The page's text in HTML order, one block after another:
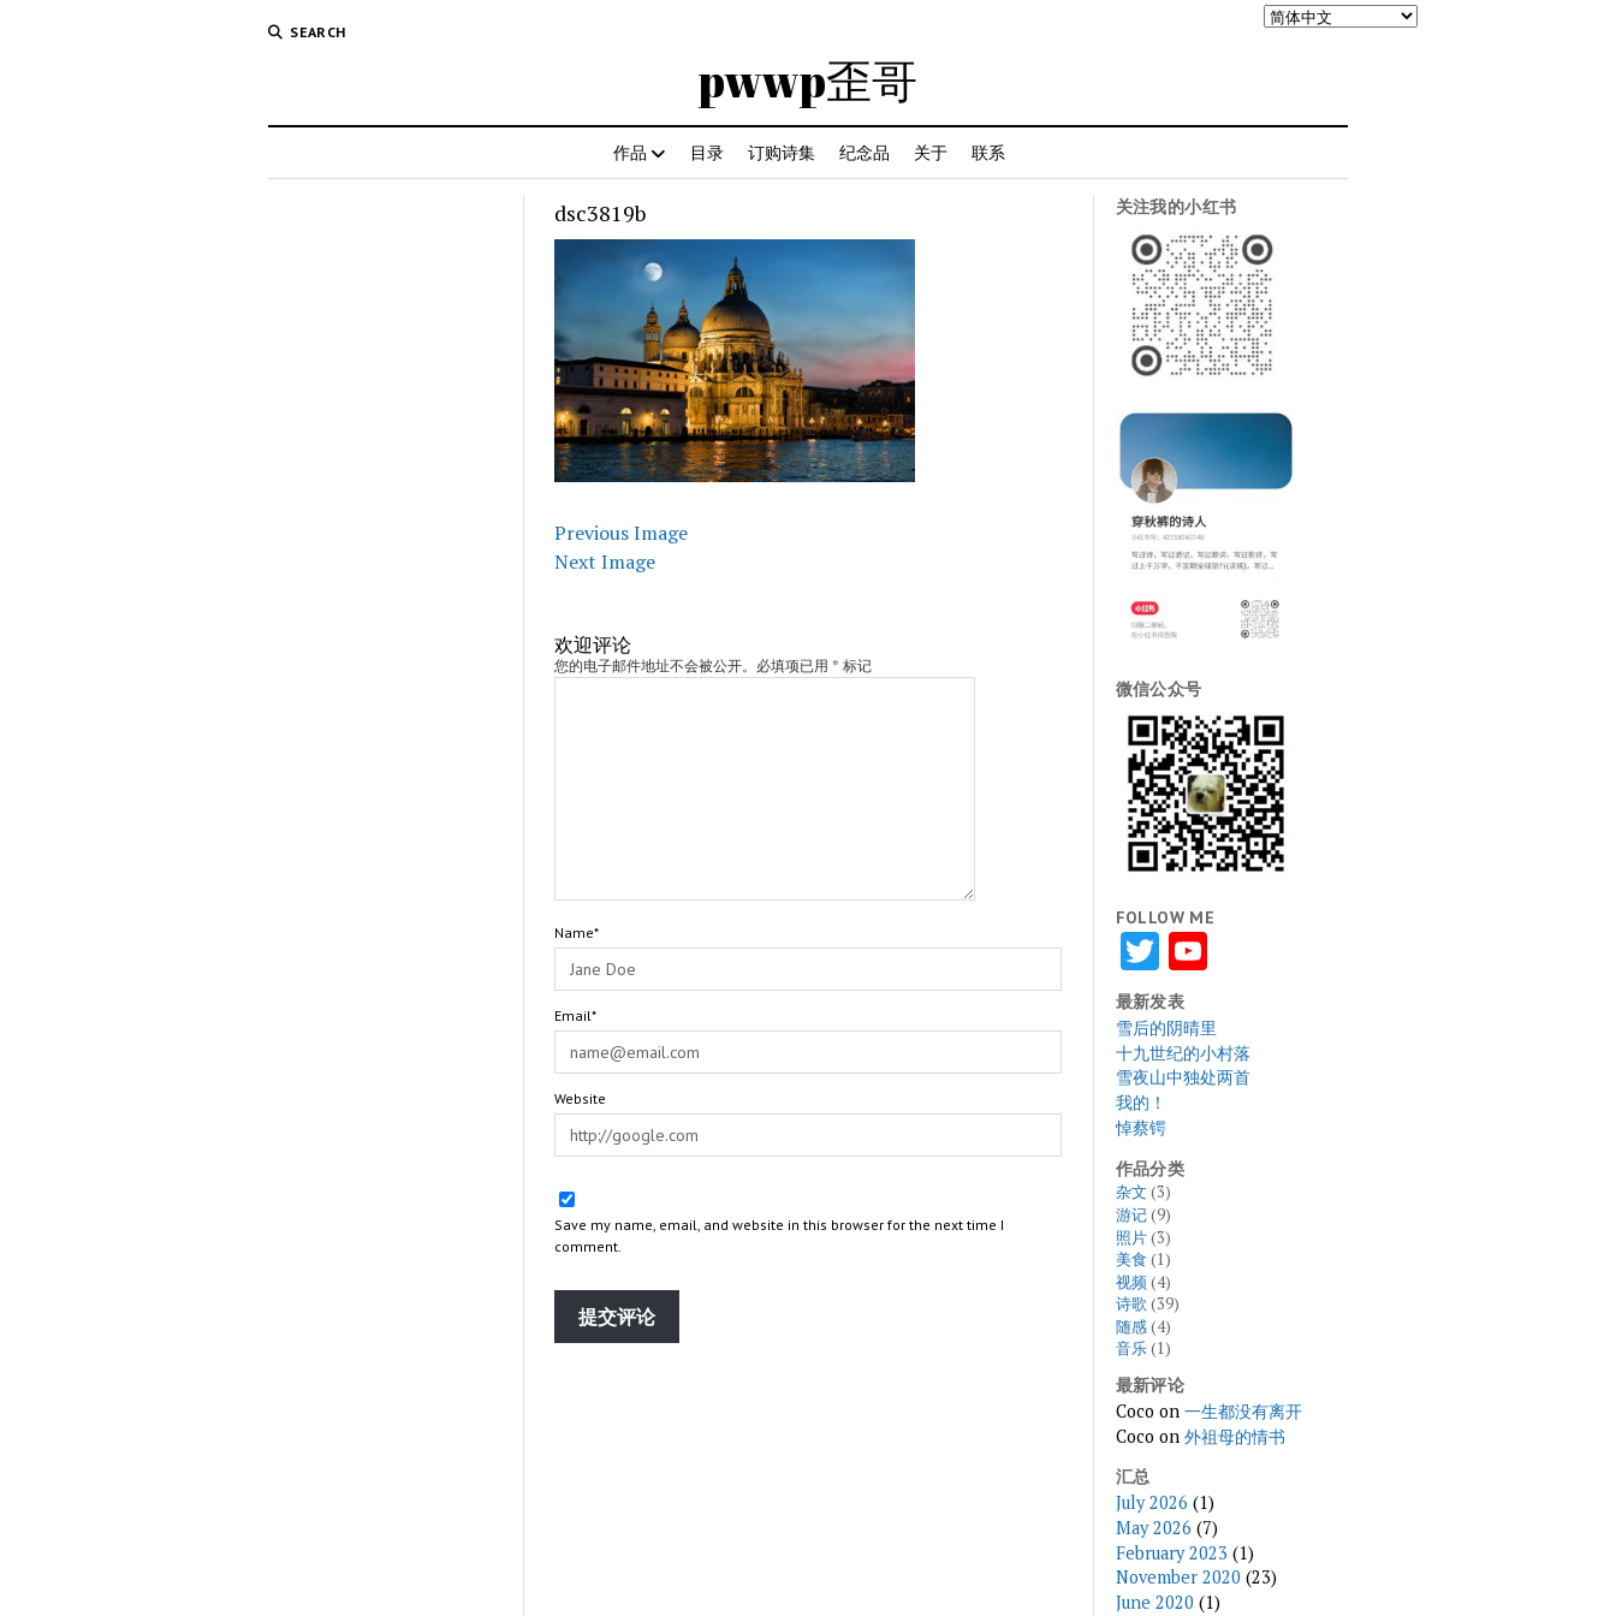
SEARCH
pwwp歪哥
作品 目录 订购诗集 纪念品 关于 联系
dsc3819b
Previous Image
Next Image
欢迎评论
您的电子邮件地址不会被公开。必填项已用 * 标记
Name*
Email*
Website
Save my name, email, and website in this browser for the next time I
comment.
关注我的小红书
微信公众号
FOLLOW ME
TwitterYouTube
最新发表
雪后的阴晴里
十九世纪的小村落
雪夜山中独处两首
我的！
悼蔡锷
作品分类
杂文 (3)
游记(9)
照片(3)
美食 (1)
视频(4)
诗歌 (39)
随感(4)
音乐(1)
最新评论
Coco on 一生都没有离开
Coco on 外祖母的情书
汇总
July 2026 (1)
May 2026 (7)
February 2023 (1)
November 2020 (23)
June 2020 (1)